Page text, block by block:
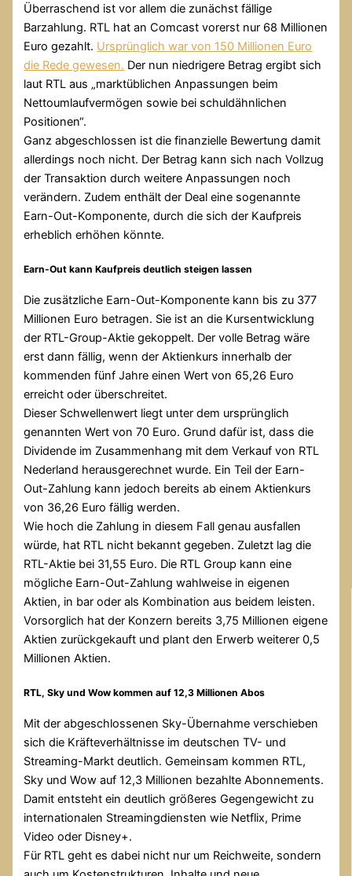
Überraschend ist vor allem die zunächst fällige
Barzahlung. RTL hat an Comcast vorerst nur 68 Millionen
Euro gezahlt. Ursprünglich war von 150 Millionen Euro
die Rede gewesen. Der nun niedrigere Betrag ergibt sich
laut RTL aus „marktüblichen Anpassungen beim
Nettoumlaufvermögen sowie bei schuldähnlichen
Positionen“.
Ganz abgeschlossen ist die finanzielle Bewertung damit
allerdings noch nicht. Der Betrag kann sich nach Vollzug
der Transaktion durch weitere Anpassungen noch
verändern. Zudem enthält der Deal eine sogenannte
Earn-Out-Komponente, durch die sich der Kaufpreis
erheblich erhöhen könnte.
Earn-Out kann Kaufpreis deutlich steigen lassen
Die zusätzliche Earn-Out-Komponente kann bis zu 377
Millionen Euro betragen. Sie ist an die Kursentwicklung
der RTL-Group-Aktie gekoppelt. Der volle Betrag wäre
erst dann fällig, wenn der Aktienkurs innerhalb der
kommenden fünf Jahre einen Wert von 65,26 Euro
erreicht oder überschreitet.
Dieser Schwellenwert liegt unter dem ursprünglich
genannten Wert von 70 Euro. Grund dafür ist, dass die
Dividende im Zusammenhang mit dem Verkauf von RTL
Nederland herausgerechnet wurde. Ein Teil der Earn-
Out-Zahlung kann jedoch bereits ab einem Aktienkurs
von 36,26 Euro fällig werden.
Wie hoch die Zahlung in diesem Fall genau ausfallen
würde, hat RTL nicht bekannt gegeben. Zuletzt lag die
RTL-Aktie bei 31,55 Euro. Die RTL Group kann eine
mögliche Earn-Out-Zahlung wahlweise in eigenen
Aktien, in bar oder als Kombination aus beidem leisten.
Vorsorglich hat der Konzern bereits 3,75 Millionen eigene
Aktien zurückgekauft und plant den Erwerb weiterer 0,5
Millionen Aktien.
RTL, Sky und Wow kommen auf 12,3 Millionen Abos
Mit der abgeschlossenen Sky-Übernahme verschieben
sich die Kräfteverhältnisse im deutschen TV- und
Streaming-Markt deutlich. Gemeinsam kommen RTL,
Sky und Wow auf 12,3 Millionen bezahlte Abonnements.
Damit entsteht ein deutlich größeres Gegengewicht zu
internationalen Streamingdiensten wie Netflix, Prime
Video oder Disney+.
Für RTL geht es dabei nicht nur um Reichweite, sondern